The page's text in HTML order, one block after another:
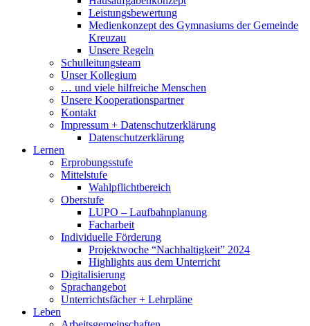
Leistungsbewertung
Medienkonzept des Gymnasiums der Gemeinde
Kreuzau
Unsere Regeln
Schulleitungsteam
Unser Kollegium
… und viele hilfreiche Menschen
Unsere Kooperationspartner
Kontakt
Impressum + Datenschutzerklärung
Datenschutzerklärung
Lernen
Erprobungsstufe
Mittelstufe
Wahlpflichtbereich
Oberstufe
LUPO – Laufbahnplanung
Facharbeit
Individuelle Förderung
Projektwoche “Nachhaltigkeit” 2024
Highlights aus dem Unterricht
Digitalisierung
Sprachangebot
Unterrichtsfächer + Lehrpläne
Leben